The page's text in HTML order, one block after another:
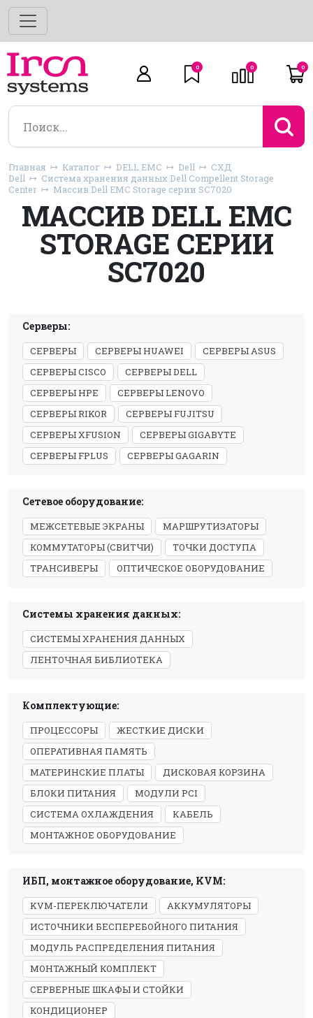
0 0 0
Главная Каталог DELL EMC Dell
СХД
Dell
Система хранения данных Dell Compellent Storage
Center
Массив Dell EMC Storage серии SC7020
МАССИВ DELL EMC
STORAGE СЕРИИ
SC7020
Серверы:
СЕРВЕРЫ СЕРВЕРЫ HUAWEI
СЕРВЕРЫ ASUS
СЕРВЕРЫ CISCO
СЕРВЕРЫ DELL
СЕРВЕРЫ HPE
СЕРВЕРЫ LENOVO
СЕРВЕРЫ RIKOR
СЕРВЕРЫ FUJITSU
СЕРВЕРЫ XFUSION
СЕРВЕРЫ GIGABYTE
СЕРВЕРЫ FPLUS
СЕРВЕРЫ GAGARIN
Сетевое оборудование:
МЕЖСЕТЕВЫЕ ЭКРАНЫ
МАРШРУТИЗАТОРЫ
КОММУТАТОРЫ (СВИТЧИ)
ТОЧКИ ДОСТУПА
ТРАНСИВЕРЫ
ОПТИЧЕСКОЕ ОБОРУДОВАНИЕ
Системы хранения данных:
СИСТЕМЫ ХРАНЕНИЯ ДАННЫХ
ЛЕНТОЧНАЯ БИБЛИОТЕКА
Комплектующие:
ПРОЦЕССОРЫ
ЖЕСТКИЕ ДИСКИ
ОПЕРАТИВНАЯ ПАМЯТЬ
МАТЕРИНСКИЕ ПЛАТЫ
ДИСКОВАЯ КОРЗИНА
БЛОКИ ПИТАНИЯ
МОДУЛИ PCI
СИСТЕМА ОХЛАЖДЕНИЯ
КАБЕЛЬ
МОНТАЖНОЕ ОБОРУДОВАНИЕ
ИБП, монтажное оборудование, KVM:
KVM-ПЕРЕКЛЮЧАТЕЛИ
АККУМУЛЯТОРЫ
ИСТОЧНИКИ БЕСПЕРЕБОЙНОГО ПИТАНИЯ
МОДУЛЬ РАСПРЕДЕЛЕНИЯ ПИТАНИЯ
МОНТАЖНЫЙ КОМПЛЕКТ
СЕРВЕРНЫЕ ШКАФЫ И СТОЙКИ
КОНДИЦИОНЕР